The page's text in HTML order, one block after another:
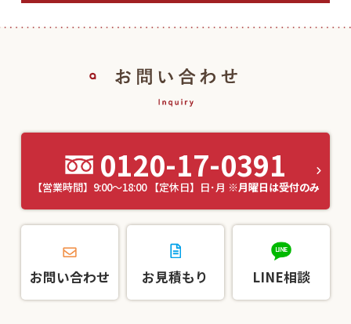
0120-17-0391
【営業時間】9:00～18:00 【定休日】日･月 ※月曜日は受付のみ
お問い合わせ お見積もり LINE相談